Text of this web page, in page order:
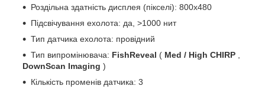
Роздільна здатність дисплея (пікселі): 800х480
Підсвічування ехолота: да, >1000 нит
Тип датчика ехолота: провідний
Тип випромінювача: FishReveal ( Med / High CHIRP ,
DownScan Imaging )
Кількість променів датчика: 3